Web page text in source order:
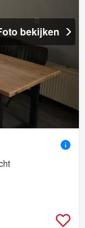
bekijken